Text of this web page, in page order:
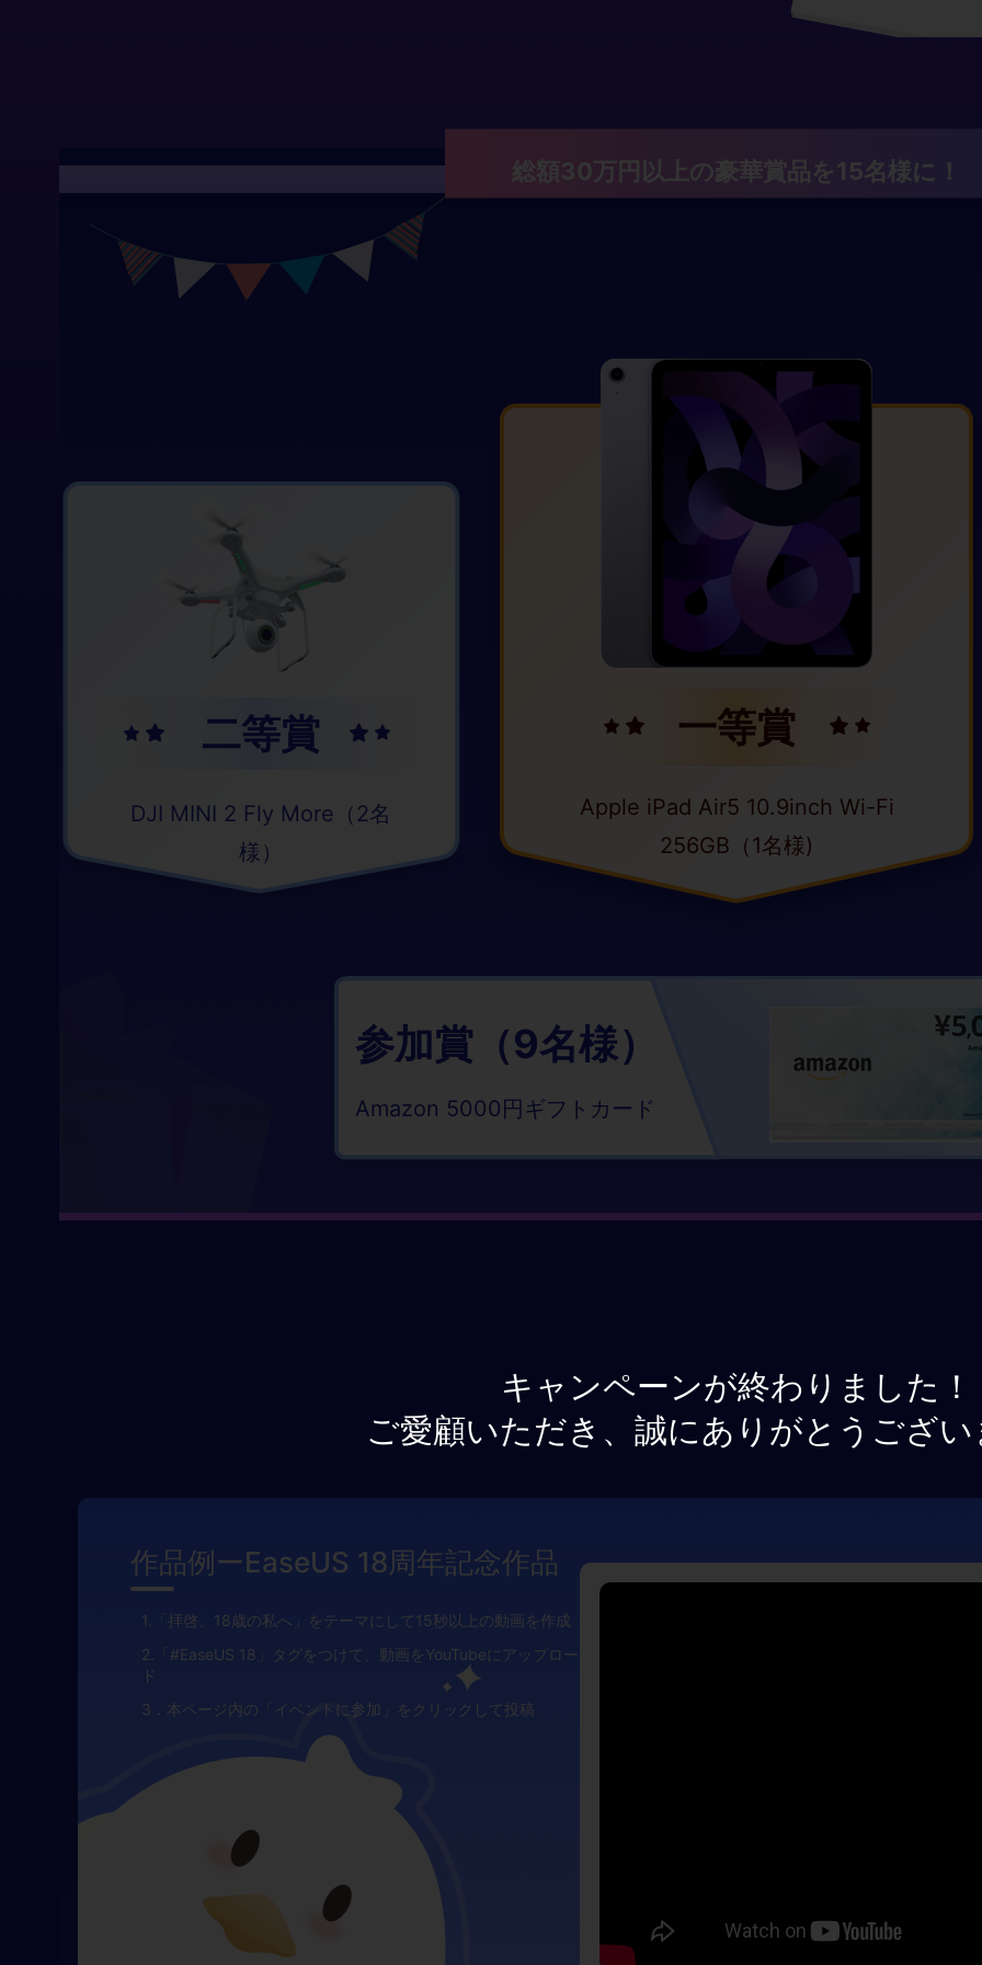
キャンペーンが終わりました！
ご愛顧いただき、誠にありがとうござ
総額30万円以上の豪華賞品を15名様に！
二等賞
DJI MINI 2 Fly More（2名
様）
一等賞
Apple iPad Air5 ​​10.9inch Wi-Fi
256GB（1名様)
参加賞（9名様）
Amazon 5000円ギフトカード
作品例ーEaseUS 18周年記念作品
1.「拝啓、18歳の私へ」をテーマにして15秒以上の動画を作成
2.「#EaseUS 18」タグをつけて、動画をYouTubeにアップロー
ド
3．本ページ内の「イベントに参加」をクリックして投稿